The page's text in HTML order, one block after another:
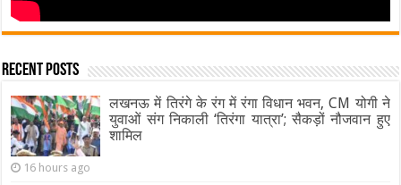
Recent Posts
लखनऊ में तिरंगे के रंग में रंगा विधान भवन, CM योगी ने
युवाओं संग निकाली ‘तिरंगा यात्रा’; सैकड़ों नौजवान हुए
शामिल
16 hours ago